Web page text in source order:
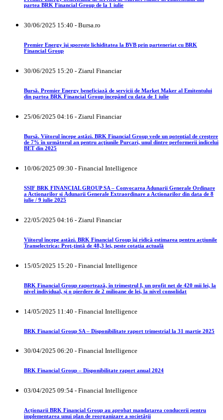
partea BRK Financial Group de la 1 iulie
30/06/2025 15:40 - Bursa.ro
Premier Energy îşi sporeşte lichiditatea la BVB prin parteneriat cu BRK
Financial Group
30/06/2025 15:20 - Ziarul Financiar
Bursă. Premier Energy beneficiază de servicii de Market Maker al Emitentului
din partea BRK Financial Group începând cu data de 1 iulie
25/06/2025 04:16 - Ziarul Financiar
Bursă. Viitorul începe astăzi. BRK Financial Group vede un potenţial de creştere
de 7% în următorul an pentru acţiunile Purcari, unul dintre performerii indicelui
BET din 2025
10/06/2025 09:30 - Financial Intelligence
SSIF BRK FINANCIAL GROUP SA – Convocarea Adunarii Generale Ordinare
a Actionarilor si Adunarii Generale Extraordinare a Actionarilor din data de 8
iulie / 9 iulie 2025
22/05/2025 04:16 - Ziarul Financiar
Viitorul începe astăzi. BRK Financial Group îşi ridică estimarea pentru acţiunile
Transelectrica: Preţ-ţintă de 48,3 lei, peste cotaţia actuală
15/05/2025 15:20 - Financial Intelligence
BRK Financial Group raportează, în trimestrul I, un profit net de 420 mii lei, la
nivel individual, și o pierdere de 2 milioane de lei, la nivel consolidat
14/05/2025 11:40 - Financial Intelligence
BRK Financial Group SA – Disponibilitate raport trimestrial la 31 martie 2025
30/04/2025 06:20 - Financial Intelligence
BRK Financial Group – Disponibilitate raport anual 2024
03/04/2025 09:54 - Financial Intelligence
Acționarii BRK Financial Group au aprobat mandatarea conducerii pentru
implementarea unui plan de reorganizare a societății